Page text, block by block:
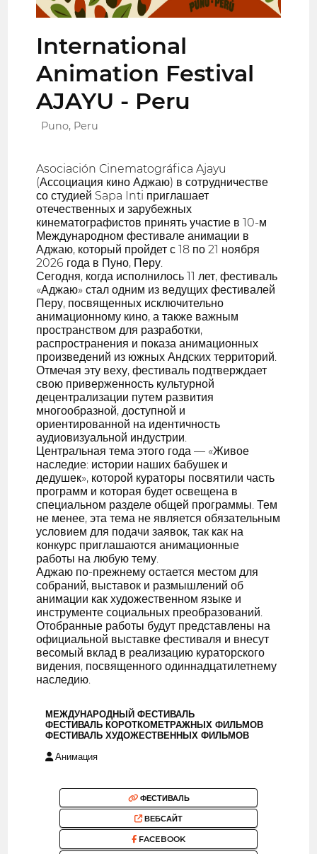
International
Animation Festival
AJAYU - Peru
Puno, Peru
Asociación Cinematográfica Ajayu
(Ассоциация кино Аджаю) в сотрудничестве
со студией Sapa Inti приглашает
отечественных и зарубежных
кинематографистов принять участие в 10-м
Международном фестивале анимации в
Аджаю, который пройдет с 18 по 21 ноября
2026 года в Пуно, Перу.
Сегодня, когда исполнилось 11 лет, фестиваль
«Аджаю» стал одним из ведущих фестивалей
Перу, посвященных исключительно
анимационному кино, а также важным
пространством для разработки,
распространения и показа анимационных
произведений из южных Андских территорий.
Отмечая эту веху, фестиваль подтверждает
свою приверженность культурной
децентрализации путем развития
многообразной, доступной и
ориентированной на идентичность
аудиовизуальной индустрии.
Центральная тема этого года — «Живое
наследие: истории наших бабушек и
дедушек», которой кураторы посвятили часть
программ и которая будет освещена в
специальном разделе общей программы. Тем
не менее, эта тема не является обязательным
условием для подачи заявок, так как на
конкурс приглашаются анимационные
работы на любую тему.
Аджаю по-прежнему остается местом для
собраний, выставок и размышлений об
анимации как художественном языке и
инструменте социальных преобразований.
Отобранные работы будут представлены на
официальной выставке фестиваля и внесут
весомый вклад в реализацию кураторского
видения, посвященного одиннадцатилетнему
наследию.
МЕЖДУНАРОДНЫЙ ФЕСТИВАЛЬ
ФЕСТИВАЛЬ КОРОТКОМЕТРАЖНЫХ ФИЛЬМОВ
ФЕСТИВАЛЬ ХУДОЖЕСТВЕННЫХ ФИЛЬМОВ
Анимация
ФЕСТИВАЛЬ
ВЕБСАЙТ
FACEBOOK